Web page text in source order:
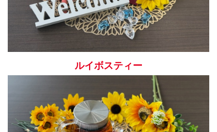
ルイボスティー